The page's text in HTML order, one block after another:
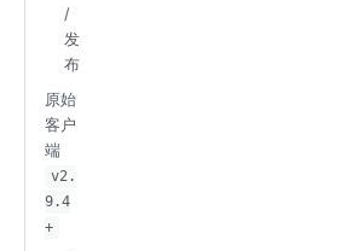
/
发
布
原始
客户
端
v2.
9.4
+